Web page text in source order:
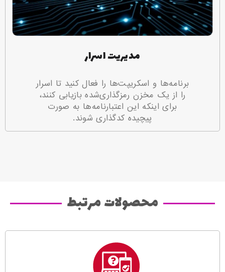
مدیریت اسرار
برنامه‌ها و اسکریپت‌ها را فعال کنید تا اسرار
را از یک مخزن رمزگذاری‌شده بازیابی کنند،
برای اینکه این اعتبارنامه‌ها به صورت
پیچیده کدگذاری شوند.
محصولات مرتبط